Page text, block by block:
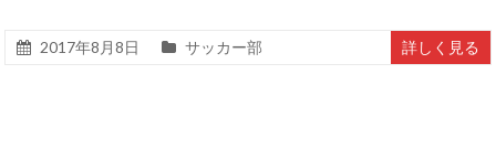
2017年8月8日 サッカー部 詳しく見る